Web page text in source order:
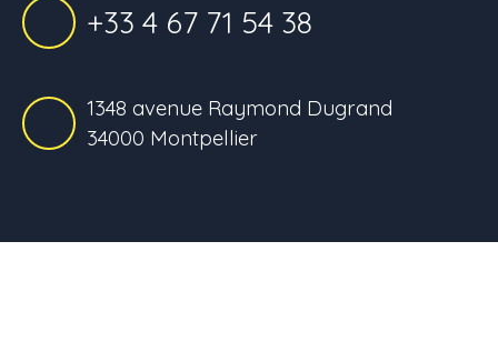
+33 4 67 71 54 38
1348 avenue Raymond Dugrand
34000 Montpellier